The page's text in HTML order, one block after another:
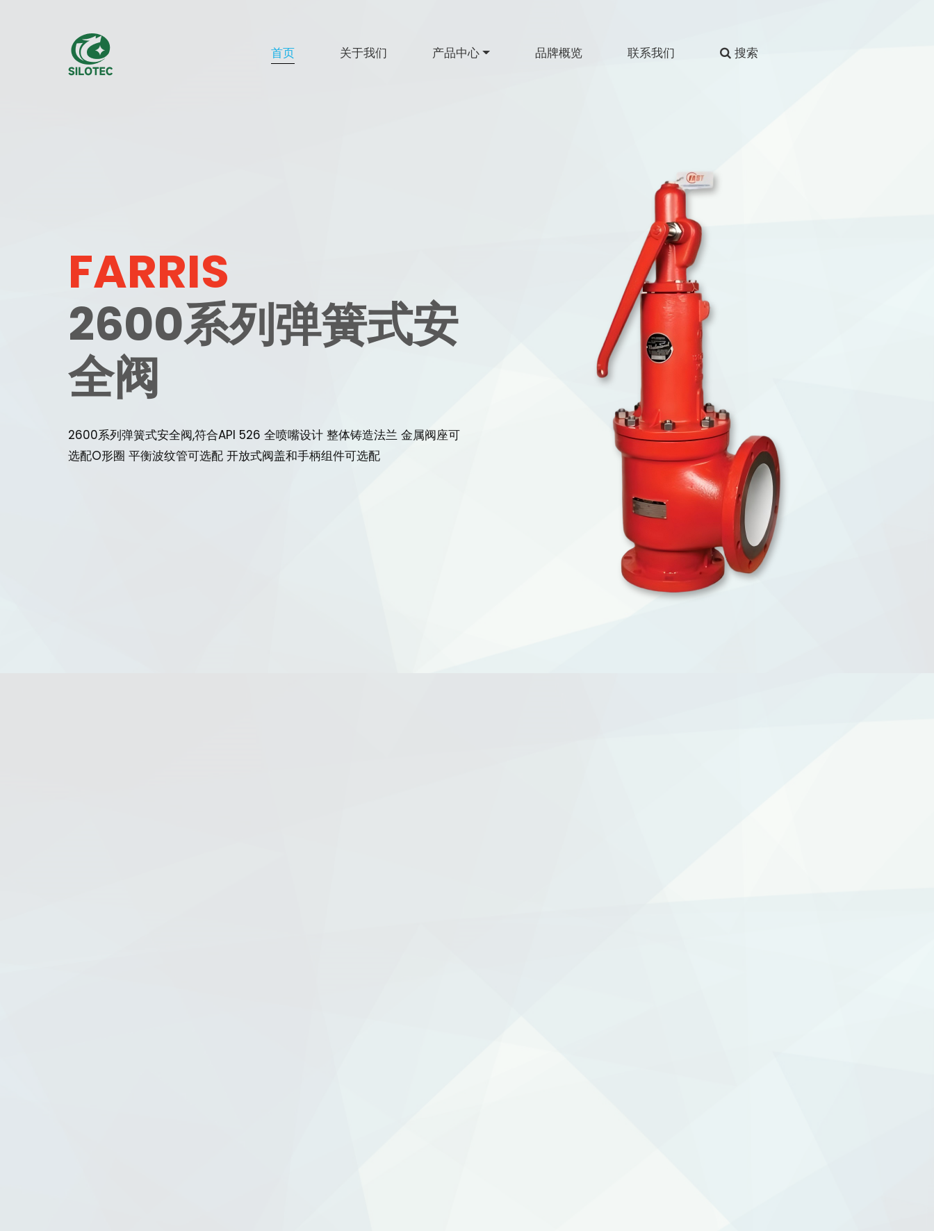
首页 关于我们 产品中心 品牌概览 联系我们 搜索
FARRIS
2600系列弹簧式安
全阀
2600系列弹簧式安全阀,符合API 526 全喷嘴设计 整体铸造法兰 金属阀座可
选配O形圈 平衡波纹管可选配 开放式阀盖和手柄组件可选配